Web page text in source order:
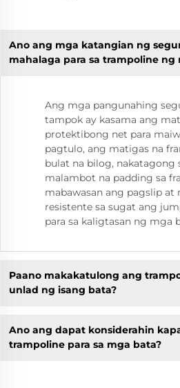
Ano ang mga katangian ng
mahalaga para sa trampoline ng
Ang mga pangunahing
tampok ay kasama ang
protektibong net para
pagtulo, ang matigas na
bulat na bilog, nakatagong
malambot na padding sa
mabawasan ang pagslip at
resistente sa sugat ang
para sa kaligtasan ng mga
Paano makakatulong ang
unlad ng isang bata?
Ano ang dapat konsiderahin
trampoline para sa mga bata?